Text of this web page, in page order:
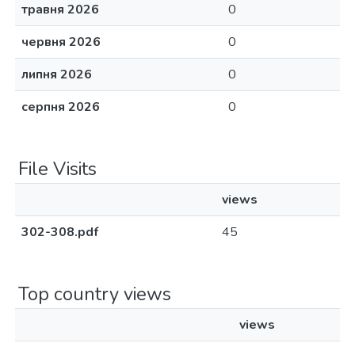
травня 2026
0
червня 2026
0
липня 2026
0
серпня 2026
0
File Visits
views
302-308.pdf
45
Top country views
views